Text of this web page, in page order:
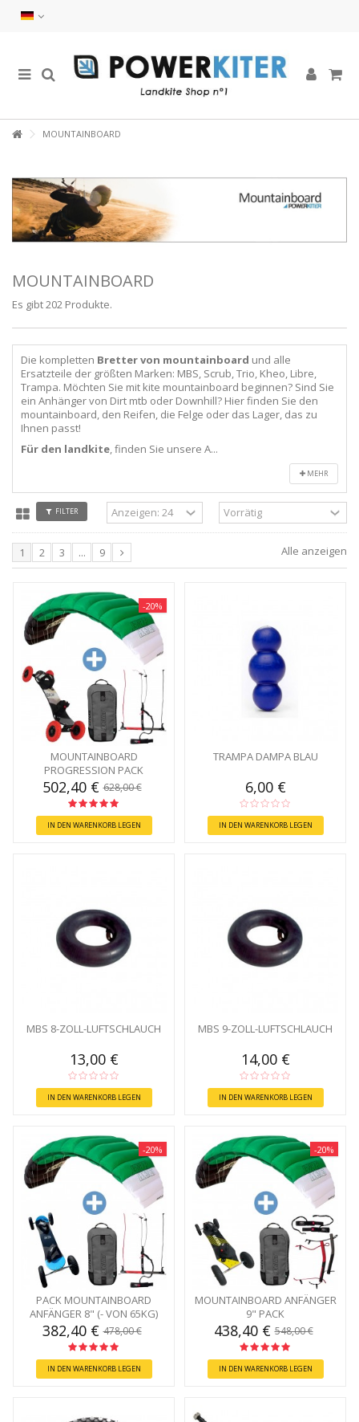
MOUNTAINBOARD
MOUNTAINBOARD
Es gibt 202 Produkte.
Die kompletten Bretter von mountainboard und alle
Ersatzteile der größten Marken: MBS, Scrub, Trio, Kheo, Libre,
Trampa. Möchten Sie mit kite mountainboard beginnen? Sind Sie
ein Anhänger von Dirt mtb oder Downhill? Hier finden Sie den
mountainboard, den Reifen, die Felge oder das Lager, das zu
Ihnen passt!
Für den landkite, finden Sie unsere A...
MEHR
FILTER
Alle anzeigen
1 2 3 ... 9
-20%
MOUNTAINBOARD
PROGRESSION PACK
502,40 €628,00 €
IN DEN WARENKORB LEGEN
TRAMPA DAMPA BLAU
6,00 €
IN DEN WARENKORB LEGEN
MBS 8-ZOLL-LUFTSCHLAUCH
13,00 €
IN DEN WARENKORB LEGEN
MBS 9-ZOLL-LUFTSCHLAUCH
14,00 €
IN DEN WARENKORB LEGEN
-20%
PACK MOUNTAINBOARD
ANFÄNGER 8" (- VON 65KG)
382,40 €478,00 €
IN DEN WARENKORB LEGEN
-20%
MOUNTAINBOARD ANFÄNGER
9" PACK
438,40 €548,00 €
IN DEN WARENKORB LEGEN